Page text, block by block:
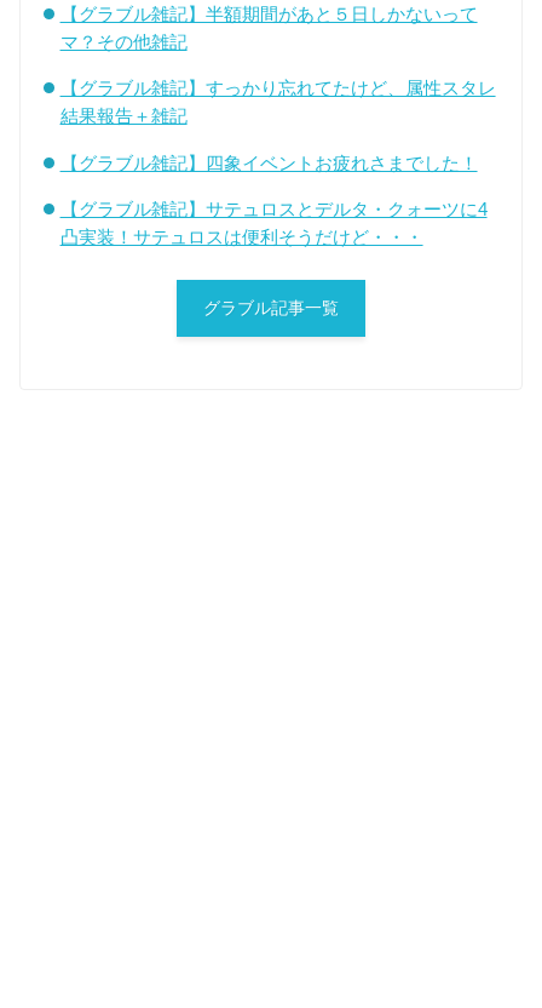
【グラブル雑記】半額期間があと５日しかないって
マ？その他雑記
【グラブル雑記】すっかり忘れてたけど、属性スタレ
結果報告＋雑記
【グラブル雑記】四象イベントお疲れさまでした！
【グラブル雑記】サテュロスとデルタ・クォーツに4
凸実装！サテュロスは便利そうだけど・・・
グラブル記事一覧